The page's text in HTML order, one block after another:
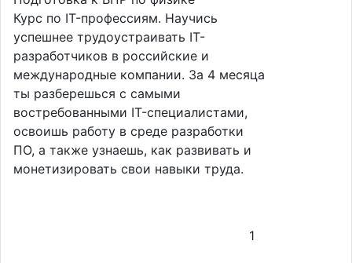
Курс по IT-профессиям. Научись
успешнее трудоустраивать IT-
разработчиков в российские и
международные компании. За 4 месяца
ты разберешься с самыми
востребованными IT-специалистами,
освоишь работу в среде разработки
ПО, а также узнаешь, как развивать и
монетизировать свои навыки труда.
1